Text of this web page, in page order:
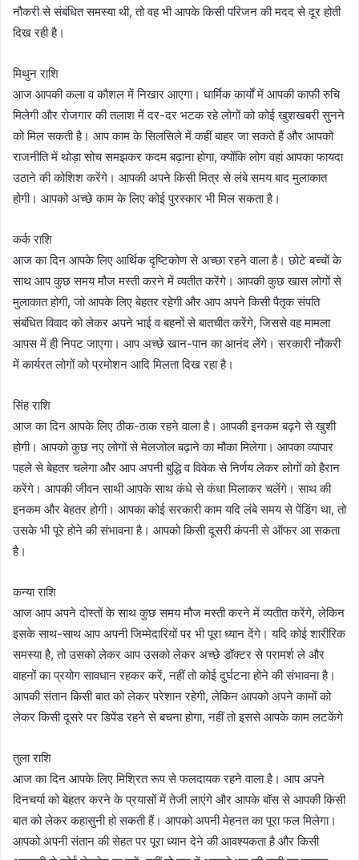
नौकरी से संबंधित समस्या थी, तो वह भी आपके किसी परिजन की मदद से दूर होती
दिख रही है।
मिथुन राशि
आज आपकी कला व कौशल में निखार आएगा। धार्मिक कार्यों में आपकी काफी रुचि
मिलेगी और रोजगार की तलाश में दर-दर भटक रहे लोगों को कोई खुशखबरी सुनने
को मिल सकती है। आप काम के सिलसिले में कहीं बाहर जा सकते हैं और आपको
राजनीति में थोड़ा सोच समझकर कदम बढ़ाना होगा, क्योंकि लोग वहां आपका फायदा
उठाने की कोशिश करेंगे। आपकी अपने किसी मित्र से लंबे समय बाद मुलाकात
होगी। आपको अच्छे काम के लिए कोई पुरस्कार भी मिल सकता है।
कर्क राशि
आज का दिन आपके लिए आर्थिक दृष्टिकोण से अच्छा रहने वाला है। छोटे बच्चों के
साथ आप कुछ समय मौज मस्ती करने में व्यतीत करेंगे। आपकी कुछ खास लोगों से
मुलाकात होगी, जो आपके लिए बेहतर रहेगी और आप अपने किसी पैतृक संपति
संबंधित विवाद को लेकर अपने भाई व बहनों से बातचीत करेंगे, जिससे वह मामला
आपस में ही निपट जाएगा। आप अच्छे खान-पान का आनंद लेंगे। सरकारी नौकरी
में कार्यरत लोगों को प्रमोशन आदि मिलता दिख रहा है।
सिंह राशि
आज का दिन आपके लिए ठीक-ठाक रहने वाला है। आपकी इनकम बढ़ने से खुशी
होगी। आपको कुछ नए लोगों से मेलजोल बढ़ाने का मौका मिलेगा। आपका व्यापार
पहले से बेहतर चलेगा और आप अपनी बुद्धि व विवेक से निर्णय लेकर लोगों को हैरान
करेंगे। आपकी जीवन साथी आपके साथ कंधे से कंधा मिलाकर चलेंगे। साथ की
इनकम और बेहतर होगी। आपका कोई सरकारी काम यदि लंबे समय से पेंडिंग था, तो
उसके भी पूरे होने की संभावना है। आपको किसी दूसरी कंपनी से ऑफर आ सकता
है।
कन्या राशि
आज आप अपने दोस्तों के साथ कुछ समय मौज मस्ती करने में व्यतीत करेंगे, लेकिन
इसके साथ-साथ आप अपनी जिम्मेदारियों पर भी पूरा ध्यान देंगे। यदि कोई शारीरिक
समस्या है, तो उसको लेकर आप उसको लेकर अच्छे डॉक्टर से परामर्श ले और
वाहनों का प्रयोग सावधान रहकर करें, नहीं तो कोई दुर्घटना होने की संभावना है।
आपकी संतान किसी बात को लेकर परेशान रहेगी, लेकिन आपको अपने कामों को
लेकर किसी दूसरे पर डिपेंड रहने से बचना होगा, नहीं तो इससे आपके काम लटकेंगे
तुला राशि
आज का दिन आपके लिए मिश्रित रूप से फलदायक रहने वाला है। आप अपने
दिनचर्या को बेहतर करने के प्रयासों में तेजी लाएंगे और आपके बॉस से आपकी किसी
बात को लेकर कहासुनी हो सकती हैं। आपको अपनी मेहनत का पूरा फल मिलेगा।
आपको अपनी संतान की सेहत पर पूरा ध्यान देने की आवश्यकता है और किसी